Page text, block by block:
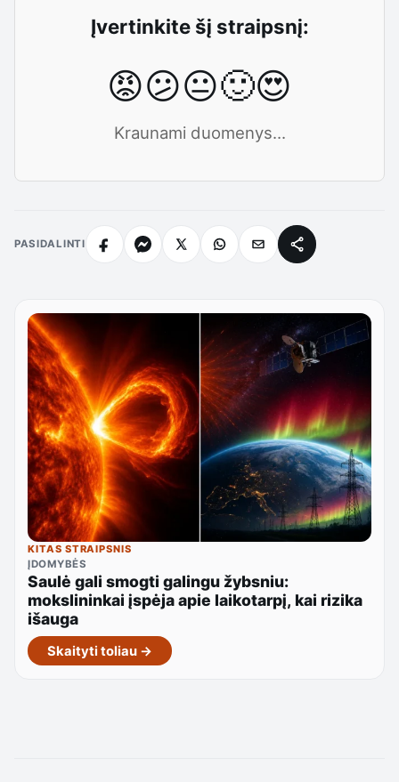
Įvertinkite šį straipsnį:
😡😕😐🙂😍
Kraunami duomenys...
PASIDALINTI
KITAS STRAIPSNIS
ĮDOMYBĖS
Saulė gali smogti galingu žybsniu:
mokslininkai įspėja apie laikotarpį, kai rizika
išauga
Skaityti toliau →